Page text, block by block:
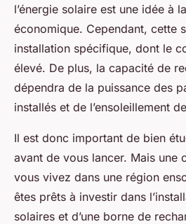
l’énergie solaire est une idée à
économique. Cependant, cette
installation spécifique, dont le
élevé. De plus, la capacité de
dépendra de la puissance des
installés et de l’ensoleillement
Il est donc important de bien
avant de vous lancer. Mais une
vous vivez dans une région
êtes prêts à investir dans
solaires et d’une borne de